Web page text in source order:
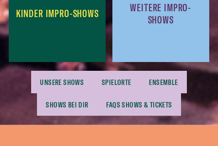
KINDER IMPRO-SHOWS
WEITERE IMPRO-
SHOWS
UNSERE SHOWS SPIELORTE ENSEMBLE
SHOWS BEI DIR FAQS SHOWS & TICKETS